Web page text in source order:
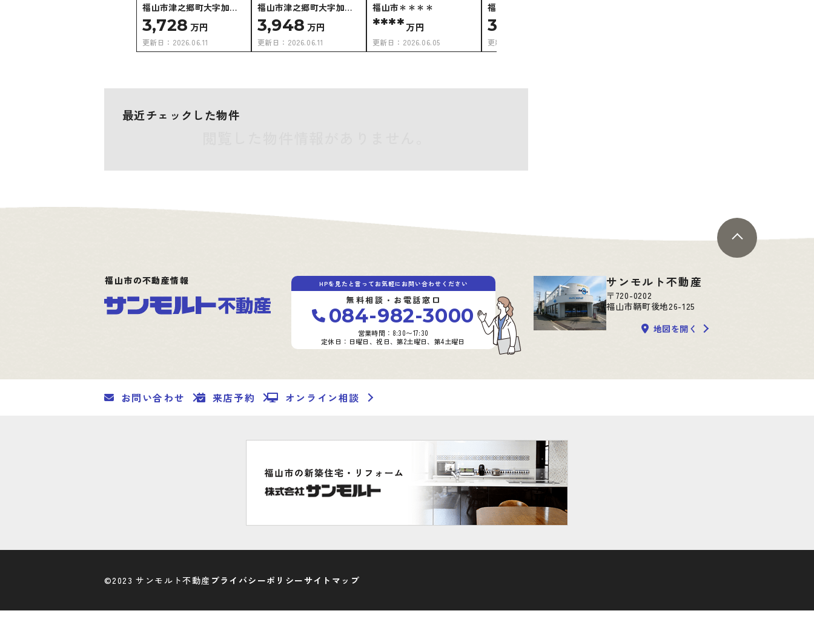
福山市津之郷町大字加屋
字道開地
3,728 万円
更新日： 2026.06.11
福山市津之郷町大字加屋
字道開地
3,948 万円
更新日： 2026.06.11
福山市＊＊＊＊
****万円
更新日： 2026.06.05
福山市津之郷町大字加屋C
H-C
3,688
更新日：
最近チェックした物件
福山市の不動産情報 HPを見たと言ってお気軽にお問い合わせください
無料相談・お電話窓口
084-982-3000
営業時間：8:30〜17:30
定休日：日曜日、祝日、第2土曜日、第4土曜日
サンモルト不動産
〒720-0202
福山市鞆町後地26-125
地図を開く
お問い合わせ 来店予約 オンライン相談
プライバシーポリシーサイトマップ
©2023 サンモルト不動産